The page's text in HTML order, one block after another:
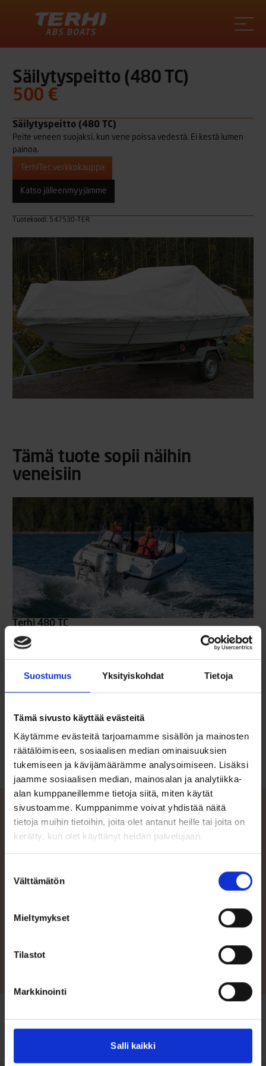
Suostumus Yksityiskohdat Tietoja
Tämä sivusto käyttää evästeitä
Käytämme evästeitä tarjoamamme sisällön ja mainosten
räätälöimiseen, sosiaalisen median ominaisuuksien
tukemiseen ja kävijämäärämme analysoimiseen. Lisäksi
jaamme sosiaalisen median, mainosalan ja analytiikka-
alan kumppaneillemme tietoja siitä, miten käytät
sivustoamme. Kumppanimme voivat yhdistää näitä
tietoja muihin tietoihin, joita olet antanut heille tai joita on
kerätty, kun olet käyttänyt heidän palvelujaan.
valinta
Välttämätön
Mieltymykset
Tilastot
Markkinointi
Salli kaikki
Säilytyspeitto (480 TC)
500 €
Säilytyspeitto (480 TC)
Peite veneen suojaksi, kun vene poissa vedestä. Ei kestä lumen
painoa.
TerhiTec verkkokauppa
Katso jälleenmyyjämme
Tuotekoodi: 547530-TER
Tämä tuote sopii näihin
veneisiin
Terhi 480 TC
ALKAEN 16490 €
Tämä kahdella pulpetilla varustettu mökkeilijän luottoapuri on
siunattu viimeistellyllä ulkonäöllä, erinomaisilla ajo-ominaisuuksilla
suojaa tehokkaasti takana istuvia viimalta ja kattavan
lisävarustevalikoiman voimin veneen saa helposti räätälöityä
erinomaisen niin mökkeilijöille, retkiveneilijöille kuin kalastajillekin.
Ota yhteyttä
pyytää veneestä/venepaketista tarjouksen, voit aina kääntyä
asiantuntevien Terhi-jälleenmyyjiemme puoleen. Katso tästä
Säilytyspeitto (480 TC)